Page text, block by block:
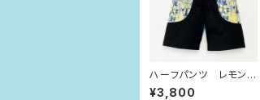
ハーフパンツ レモン
の木（90-100size）
¥3,800